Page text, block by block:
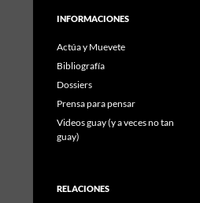
INFORMACIONES
Actúa y Muevete
Bibliografía
Dossiers
Prensa para pensar
Videos guay (y a veces no tan
guay)
RELACIONES